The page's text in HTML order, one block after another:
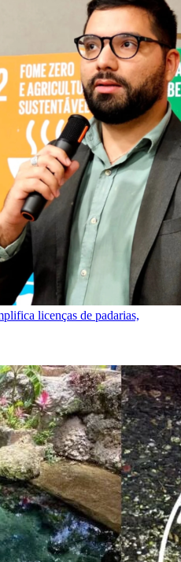
licenças de padarias,